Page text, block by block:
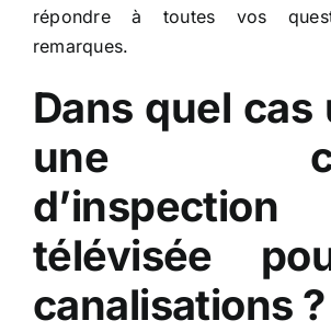
répondre à toutes vos
remarques.
Dans quel cas
une
d’inspection
télévisée
canalisations ?